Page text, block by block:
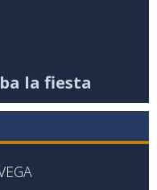
la fiesta